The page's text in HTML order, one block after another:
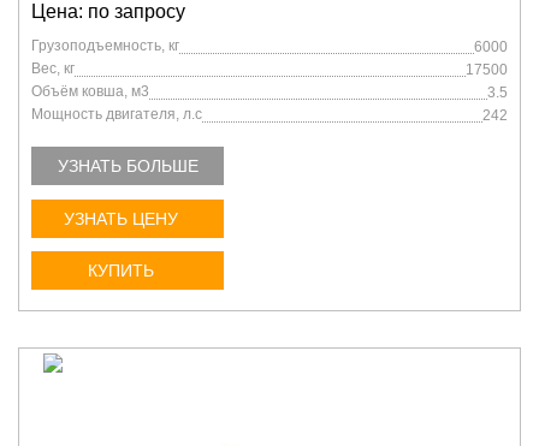
Цена: по запросу
Грузоподъемность, кг
6000
Вес, кг
17500
Объём ковша, м3
3.5
Мощность двигателя, л.с
242
УЗНАТЬ БОЛЬШЕ
УЗНАТЬ ЦЕНУ
КУПИТЬ